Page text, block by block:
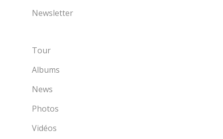
Newsletter
Tour
Albums
News
Photos
Vidéos